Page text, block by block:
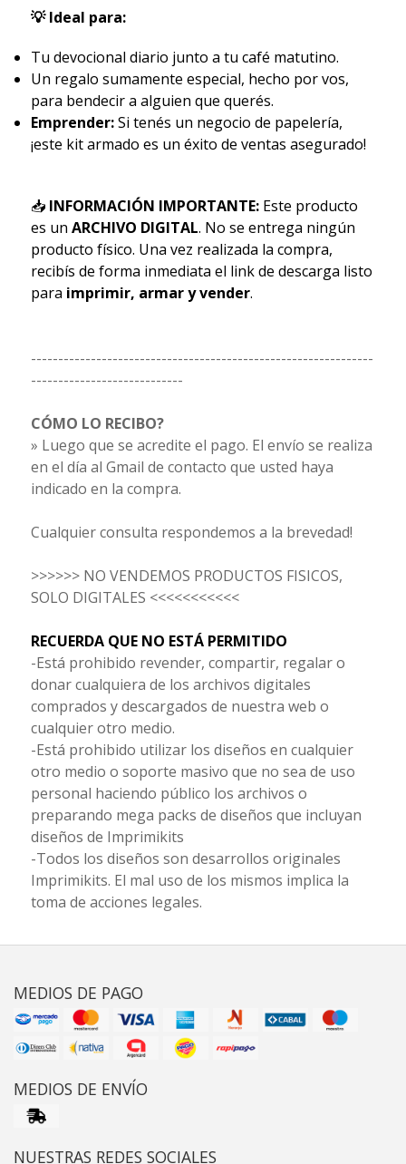
💡 Ideal para:
Tu devocional diario junto a tu café matutino.
Un regalo sumamente especial, hecho por vos,
para bendecir a alguien que querés.
Emprender:Si tenés un negocio de papelería,
¡este kit armado es un éxito de ventas asegurado!
📥 INFORMACIÓN IMPORTANTE:Este producto
es un ARCHIVO DIGITAL. No se entrega ningún
producto físico. Una vez realizada la compra,
recibís de forma inmediata el link de descarga listo
para imprimir, armar y vender.
---------------------------------------------------------------
----------------------------
CÓMO LO RECIBO?
» Luego que se acredite el pago. El envío se realiza
en el día al Gmail de contacto que usted haya
indicado en la compra.
Cualquier consulta respondemos a la brevedad!
>>>>>> NO VENDEMOS PRODUCTOS FISICOS,
SOLO DIGITALES <<<<<<<<<<<
RECUERDA QUE NO ESTÁ PERMITIDO
-Está prohibido revender, compartir, regalar o
donar cualquiera de los archivos digitales
comprados y descargados de nuestra web o
cualquier otro medio.
-Está prohibido utilizar los diseños en cualquier
otro medio o soporte masivo que no sea de uso
personal haciendo público los archivos o
preparando mega packs de diseños que incluyan
diseños de Imprimikits
-Todos los diseños son desarrollos originales
Imprimikits. El mal uso de los mismos implica la
toma de acciones legales.
MEDIOS DE PAGO
MEDIOS DE ENVÍO
NUESTRAS REDES SOCIALES